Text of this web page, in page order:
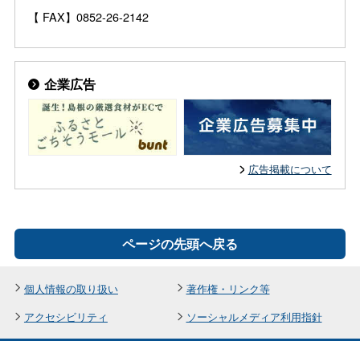
【 FAX】0852-26-2142
企業広告
広告掲載について
ページの先頭へ戻る
個人情報の取り扱い
著作権・リンク等
アクセシビリティ
ソーシャルメディア利用指針